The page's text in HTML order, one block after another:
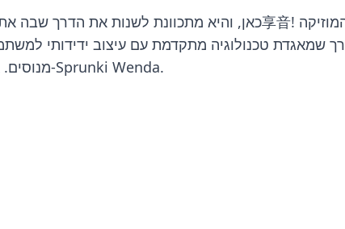
שמאגדת טכנולוגיה מתקדמת עם עיצוב ידידותי
מנוסים. אם חיפשת דרך לבטא באמת את החזון המוזיקלי שלך, חפש לא רחוק מ-Sprunki Wenda.